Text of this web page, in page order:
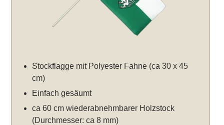
Stockflagge mit Polyester Fahne (ca 30 x 45
cm)
Einfach gesäumt
ca 60 cm wiederabnehmbarer Holzstock
(Durchmesser: ca 8 mm)